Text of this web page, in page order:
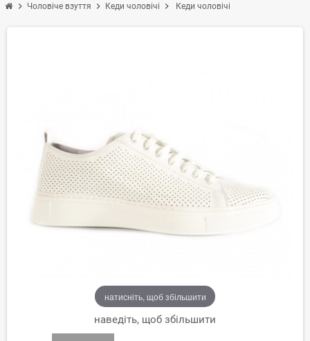
chevron_right Чоловіче взуття chevron_right Кеди чоловічі chevron_right Кеди чоловічі
натисніть, щоб збільшити
наведіть, щоб збільшити